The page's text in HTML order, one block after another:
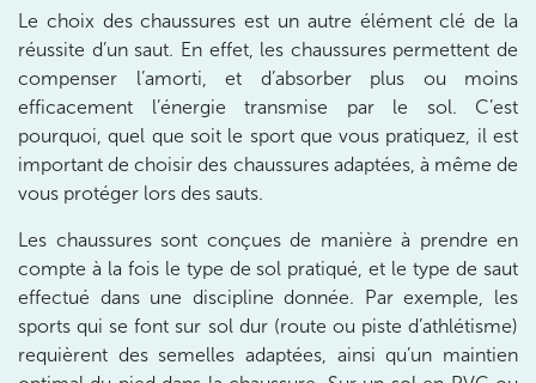
Le choix des chaussures est un autre élément clé de la
réussite d’un saut. En effet, les chaussures permettent de
compenser l’amorti, et d’absorber plus ou moins
efficacement l’énergie transmise par le sol. C’est
pourquoi, quel que soit le sport que vous pratiquez, il est
important de choisir des chaussures adaptées, à même de
vous protéger lors des sauts.
Les chaussures sont conçues de manière à prendre en
compte à la fois le type de sol pratiqué, et le type de saut
effectué dans une discipline donnée. Par exemple, les
sports qui se font sur sol dur (route ou piste d’athlétisme)
requièrent des semelles adaptées, ainsi qu’un maintien
6 Rue Petrelle 75009 Paris
01 71 97 53 67
Prenez RDV sur
Prenez RDV sur
IK Paris 11
10 Rue Roubo 75011 Paris
10 Rue Roubo 75011 Paris
01 83 96 48 65
Prenez RDV sur
Prenez RDV sur